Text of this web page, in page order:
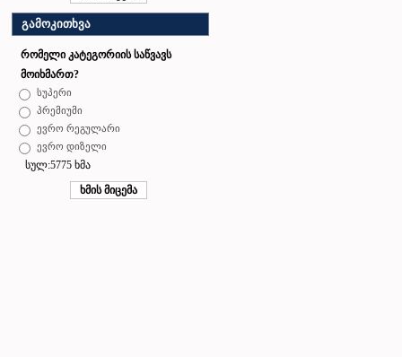
გამოკითხვა
რომელი კატეგორიის საწვავს
მოიხმართ?
სუპერი
პრემიუმი
ევრო რეგულარი
ევრო დიზელი
სულ:5775 ხმა